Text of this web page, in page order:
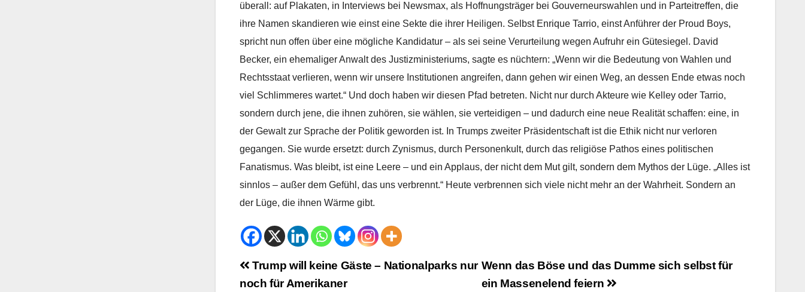
überall: auf Plakaten, in Interviews bei Newsmax, als Hoffnungsträger bei Gouverneurswahlen und in Parteitreffen, die
ihre Namen skandieren wie einst eine Sekte die ihrer Heiligen. Selbst Enrique Tarrio, einst Anführer der Proud Boys,
spricht nun offen über eine mögliche Kandidatur – als sei seine Verurteilung wegen Aufruhr ein Gütesiegel. David
Becker, ein ehemaliger Anwalt des Justizministeriums, sagte es nüchtern: „Wenn wir die Bedeutung von Wahlen und
Rechtsstaat verlieren, wenn wir unsere Institutionen angreifen, dann gehen wir einen Weg, an dessen Ende etwas noch
viel Schlimmeres wartet.“ Und doch haben wir diesen Pfad betreten. Nicht nur durch Akteure wie Kelley oder Tarrio,
sondern durch jene, die ihnen zuhören, sie wählen, sie verteidigen – und dadurch eine neue Realität schaffen: eine, in
der Gewalt zur Sprache der Politik geworden ist. In Trumps zweiter Präsidentschaft ist die Ethik nicht nur verloren
gegangen. Sie wurde ersetzt: durch Zynismus, durch Personenkult, durch das religiöse Pathos eines politischen
Fanatismus. Was bleibt, ist eine Leere – und ein Applaus, der nicht dem Mut gilt, sondern dem Mythos der Lüge. „Alles ist
sinnlos – außer dem Gefühl, das uns verbrennt.“ Heute verbrennen sich viele nicht mehr an der Wahrheit. Sondern an
der Lüge, die ihnen Wärme gibt.
Beitrags-
Wenn das Böse und das Dumme sich selbst für
ein Massenelend feiern
Trump will keine Gäste – Nationalparks nur
noch für Amerikaner